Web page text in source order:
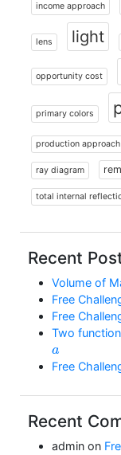
income approach
lens light
opportunity cost
primary colors
production approach
ray diagram
total internal
Recent
Volume of
Free
Free
Two
a
Free
Recent
admin on